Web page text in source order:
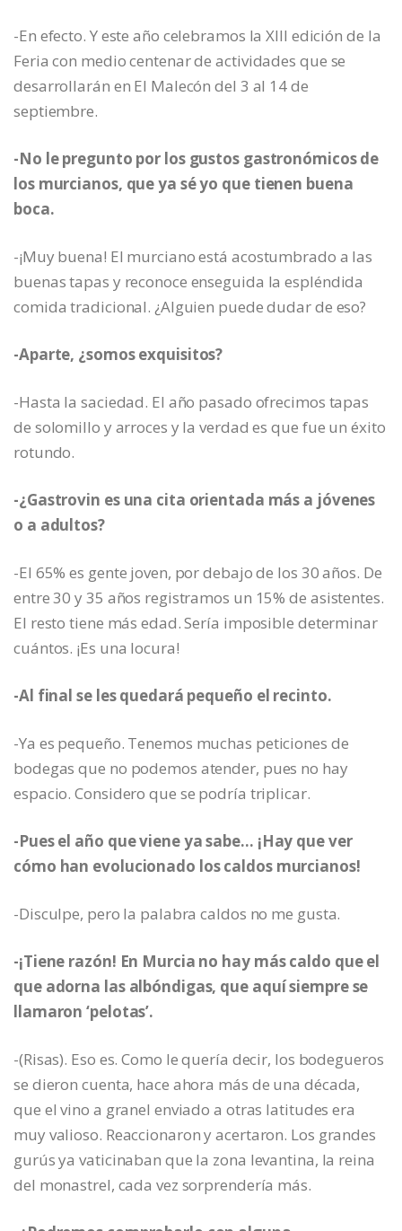
-En efecto. Y este año celebramos la XIII edición de la
Feria con medio centenar de actividades que se
desarrollarán en El Malecón del 3 al 14 de
septiembre.
-No le pregunto por los gustos gastronómicos de
los murcianos, que ya sé yo que tienen buena
boca.
-¡Muy buena! El murciano está acostumbrado a las
buenas tapas y reconoce enseguida la espléndida
comida tradicional. ¿Alguien puede dudar de eso?
-Aparte, ¿somos exquisitos?
-Hasta la saciedad. El año pasado ofrecimos tapas
de solomillo y arroces y la verdad es que fue un éxito
rotundo.
-¿Gastrovin es una cita orientada más a jóvenes
o a adultos?
-El 65% es gente joven, por debajo de los 30 años. De
entre 30 y 35 años registramos un 15% de asistentes.
El resto tiene más edad. Sería imposible determinar
cuántos. ¡Es una locura!
-Al final se les quedará pequeño el recinto.
-Ya es pequeño. Tenemos muchas peticiones de
bodegas que no podemos atender, pues no hay
espacio. Considero que se podría triplicar.
-Pues el año que viene ya sabe… ¡Hay que ver
cómo han evolucionado los caldos murcianos!
-Disculpe, pero la palabra caldos no me gusta.
-¡Tiene razón! En Murcia no hay más caldo que el
que adorna las albóndigas, que aquí siempre se
llamaron ‘pelotas’.
-(Risas). Eso es. Como le quería decir, los bodegueros
se dieron cuenta, hace ahora más de una década,
que el vino a granel enviado a otras latitudes era
muy valioso. Reaccionaron y acertaron. Los grandes
gurús ya vaticinaban que la zona levantina, la reina
del monastrel, cada vez sorprendería más.